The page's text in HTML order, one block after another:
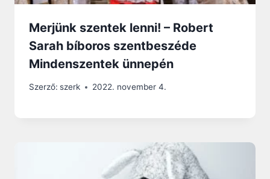
Merjünk szentek lenni! – Robert
Sarah bíboros szentbeszéde
Mindenszentek ünnepén
Szerző: szerk 2022. november 4.